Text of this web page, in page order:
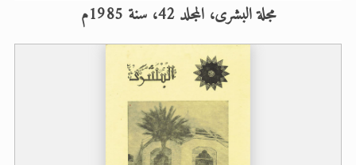
مجلة البشرى، المجلد 42، سنة 1985م